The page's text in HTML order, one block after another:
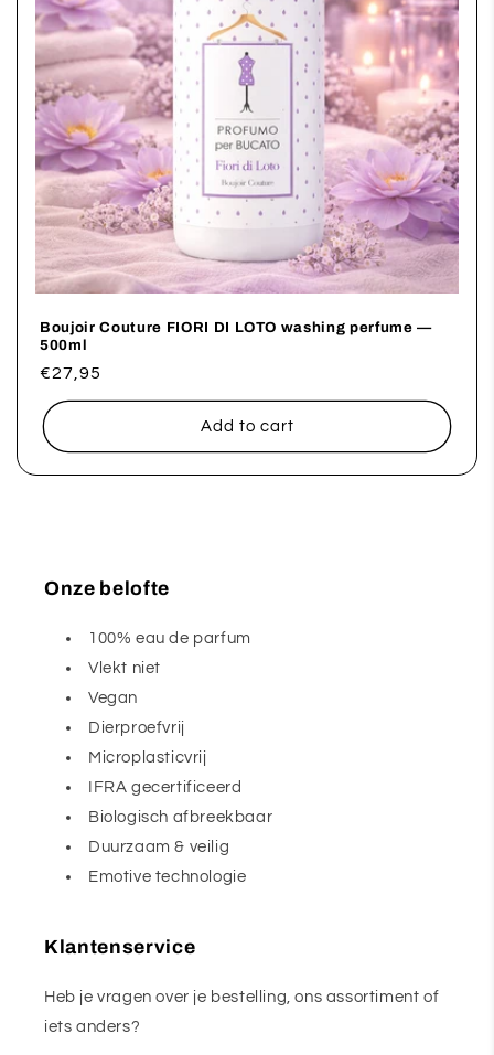
Boujoir Couture FIORI DI LOTO washing perfume —
500ml
Regular
price
€27,95
Add to cart
Onze belofte
100% eau de parfum
Vlekt niet
Vegan
Dierproefvrij
Microplasticvrij
IFRA gecertificeerd
Biologisch afbreekbaar
Duurzaam & veilig
Emotive technologie
Klantenservice
Heb je vragen over je bestelling, ons assortiment of
iets anders?